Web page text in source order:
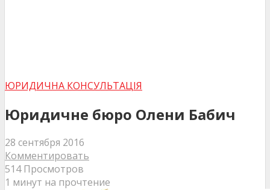
ЮРИДИЧНА КОНСУЛЬТАЦІЯ
Юридичне бюро Олени Бабич
28 сентября 2016
Комментировать
514 Просмотров
1 минут на прочтение